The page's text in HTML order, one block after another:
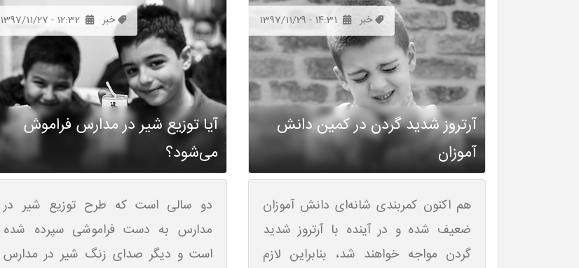
آرتروز شدید گردن در کمین دانش
آموزان
خبر 1397/11/29 - 14:31
هم اکنون کمربندی شانه‌ای دانش آموزان
ضعیف شده و در آینده با آرتروز شدید
گردن مواجه خواهند شد، بنابراین لازم
آیا توزیع شیر در مدارس فراموش
می‌شود؟
خبر 1397/11/27 - 12:32
دو سالی است که طرح توزیع شیر در
مدارس به دست فراموشی سپرده شده
است و دیگر صدای زنگ شیر در مدارس